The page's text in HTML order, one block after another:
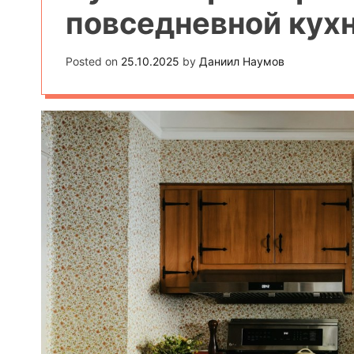
повседневной
Posted on 25.10.2025 by Даниил Наумов